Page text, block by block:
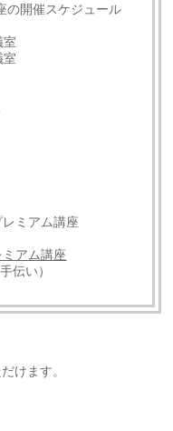
の開催スケジュール
室
室
ミアム講座
アム講座
伝い）
けます。